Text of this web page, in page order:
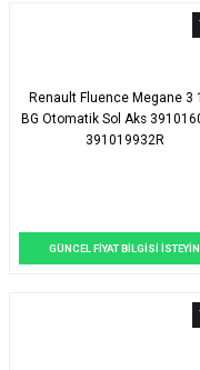
Renault Fluence Megane 3
BG Otomatik Sol Aks
391019932R
GÜNCEL FİYAT BİLGİSİ İSTEYİN